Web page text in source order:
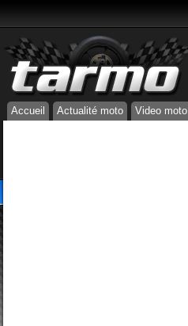
Accueil Actualité moto Video moto